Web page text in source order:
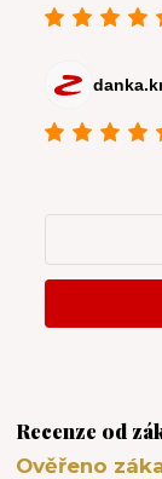
Recenze od
Ověřeno